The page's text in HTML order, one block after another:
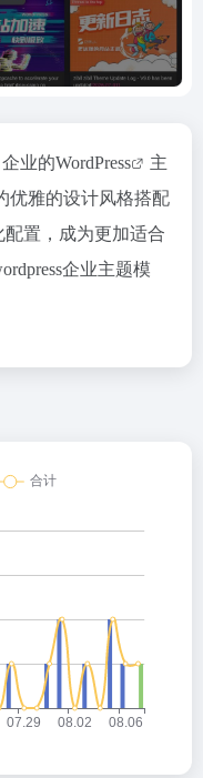
业的WordPress
主
优雅的设计风格搭配
置，成为更加适合
企业主题模